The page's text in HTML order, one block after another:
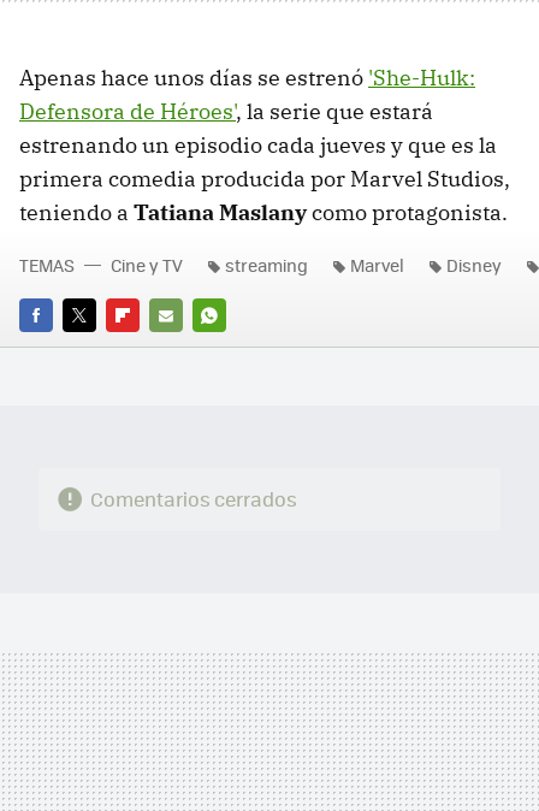
Apenas hace unos días se estrenó 'She-Hulk:
Defensora de Héroes', la serie que estará
estrenando un episodio cada jueves y que es la
primera comedia producida por Marvel Studios,
teniendo a Tatiana Maslanycomo protagonista.
FACEBOOK
TWITTERFLIPBOARD
E-
WHATSAPP
TEMAS Cine y TV streaming Marvel Disney
Comentarios cerrados